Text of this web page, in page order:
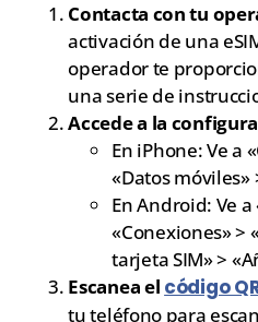
Contacta con tu
activación de una
operador te
una serie de
Accede a la
En iPhone: Ve a
«Datos
En Android: Ve a
«Conexiones» >
tarjeta SIM» >
Escanea el código
tu teléfono para